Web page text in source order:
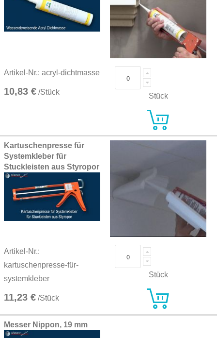
Artikel-Nr.: acryl-dichtmasse
10,83 € /Stück Stück
Kartuschenpresse für
Systemkleber für
Stuckleisten aus Styropor
Artikel-Nr.:
kartuschenpresse-für-
systemkleber
11,23 € /Stück
Stück
Messer Nippon, 19 mm